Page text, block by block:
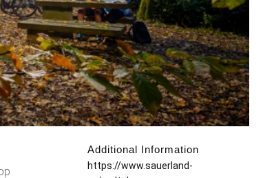
Additional Information
https://www.sauerland-